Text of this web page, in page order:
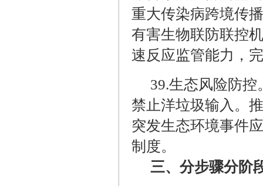
重大传染病跨境传
有害生物联防联控
速反应监管能力，
39.生态风险防控
禁止洋垃圾输入。
突发生态环境事件
制度。
三、分步骤分阶